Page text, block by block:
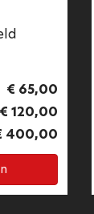
€ 65,00
€ 120,00
400,00